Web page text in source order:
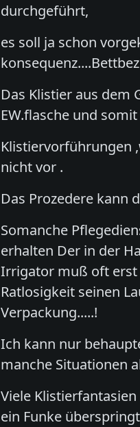
durchgeführt,
es soll ja schon
Das Klistier aus dem
EW.flasche und
Klistiervorführungen
nicht vor .
Das Prozedere kann
Somanche
erhalten Der in der
Irrigator muß oft erst
Ratlosigkeit seinen
Verpackung.....!
Ich kann nur
manche Situationen
Viele
ein Funke